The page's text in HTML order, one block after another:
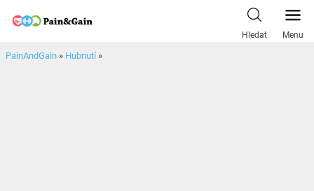
Hledat Menu
PainAndGain » Hubnutí»